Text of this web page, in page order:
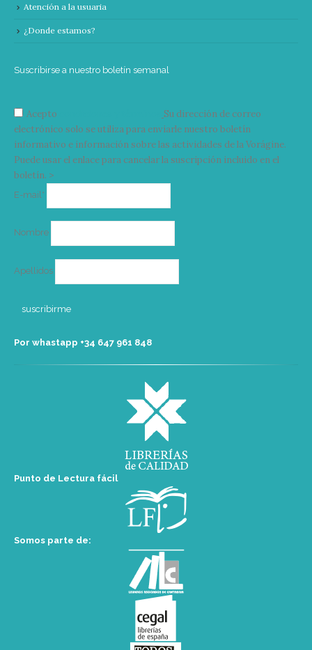
Atención a la usuaria
¿Donde estamos?
Suscribirse a nuestro boletín semanal
Acepto
Su dirección de correo
electrónico solo se utiliza para enviarle nuestro boletín
informativo e información sobre las actividades de la Vorágine.
Puede usar el enlace para cancelar la suscripción incluido en el
boletín. >
E-mail*
Nombre
Apellidos
Por whastapp +34 ‭647 961 848‬
Punto de Lectura fácil
Somos parte de: